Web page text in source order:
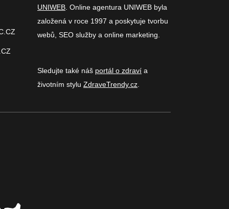
UNIWEB . Online agentura UNIWEB byla
založená v roce 1997 a poskytuje tvorbu
webů, SEO služby a online marketing.
Sledujte také náš portál o zdraví a
životním stylu ZdraveTrendy.cz